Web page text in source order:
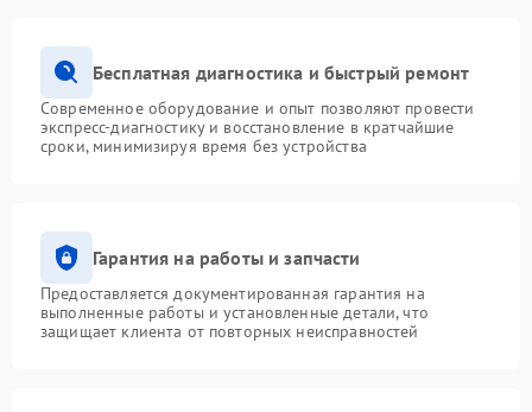
Бесплатная диагностика и быстрый ремонт
Современное оборудование и опыт позволяют провести
экспресс-диагностику и восстановление в кратчайшие
сроки, минимизируя время без устройства
Гарантия на работы и запчасти
Предоставляется документированная гарантия на
выполненные работы и установленные детали, что
защищает клиента от повторных неисправностей